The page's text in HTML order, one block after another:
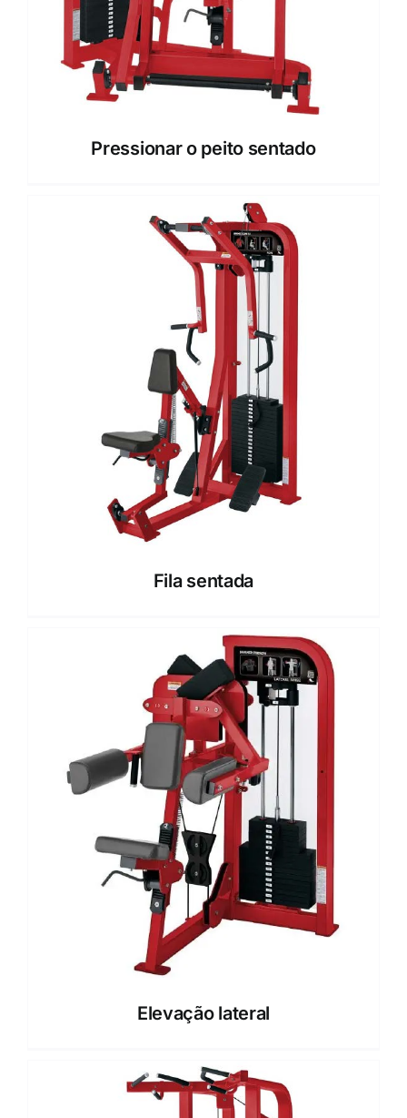
Pressionar o peito sentado
Fila sentada
Elevação lateral